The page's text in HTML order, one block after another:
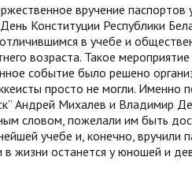
вручение
Конституции Республики
в учебе и
возраста. Такое
событие было решено
просто не могли. Именно
Андрей Михалев и Владимир
словом, пожелали им быть
учебе и, конечно, вручили
жизни останется у юношей и